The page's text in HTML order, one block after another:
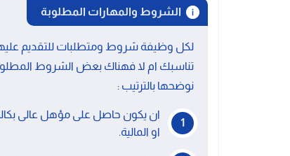
الشروط والمهارات المطلوبة
لكل وظيفة شروط ومتطلبات للتقديم
تناسبك ام لا فهناك بعض الشروط
نوضحها بالترتيب :
ان يكون حاصل على مؤهل عالى
او المالية.